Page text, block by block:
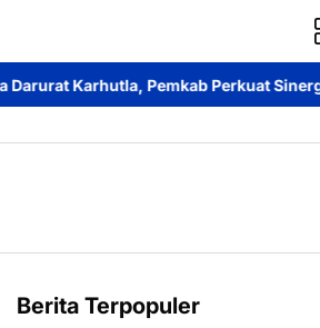
Perkuat Sinergi hingga Tingkat Desa
Berita Terpopuler